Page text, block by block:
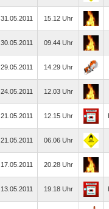
31.05.2011 15.12 Uhr
30.05.2011 09.44 Uhr
29.05.2011 14.29 Uhr
24.05.2011 12.03 Uhr
21.05.2011 12.15 Uhr
21.05.2011 06.06 Uhr
17.05.2011 20.28 Uhr
13.05.2011 19.18 Uhr